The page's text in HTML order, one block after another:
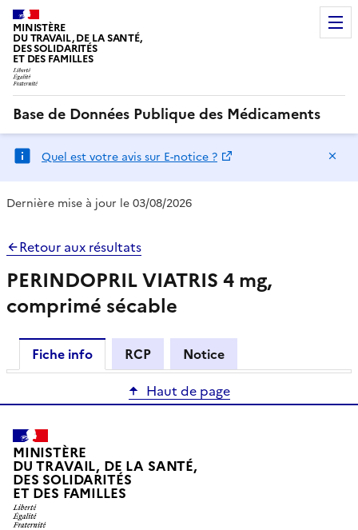
MINISTÈRE
DU TRAVAIL, DE LA SANTÉ,
DES SOLIDARITÉS
ET DES FAMILLES
Base de Données Publique des Médicaments
Quel est votre avis sur E-notice ?
Dernière mise à jour le 03/08/2026
Retour aux résultats
PERINDOPRIL VIATRIS 4 mg,
comprimé sécable
Fiche info RCP
Notice
Haut de page
MINISTÈRE
DU TRAVAIL, DE LA SANTÉ,
DES SOLIDARITÉS
ET DES FAMILLES